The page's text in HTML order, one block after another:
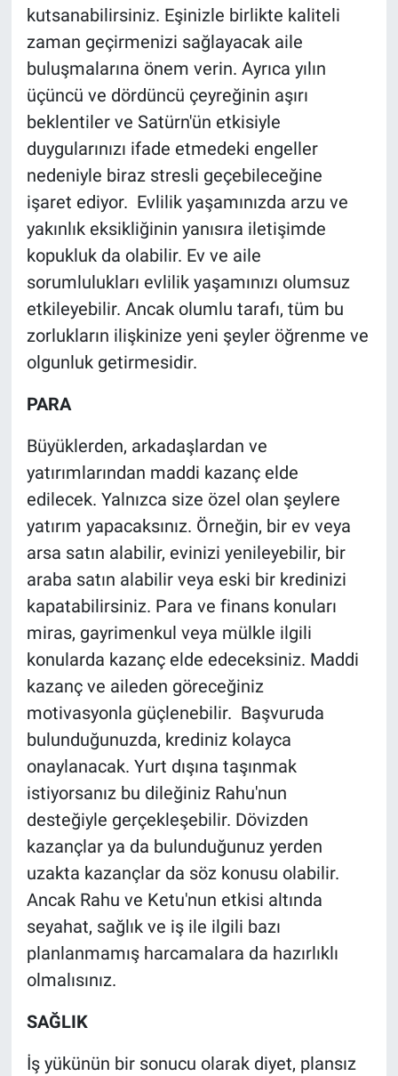
kutsanabilirsiniz. Eşinizle birlikte kaliteli
zaman geçirmenizi sağlayacak aile
buluşmalarına önem verin. Ayrıca yılın
üçüncü ve dördüncü çeyreğinin aşırı
beklentiler ve Satürn'ün etkisiyle
duygularınızı ifade etmedeki engeller
nedeniyle biraz stresli geçebileceğine
işaret ediyor. Evlilik yaşamınızda arzu ve
yakınlık eksikliğinin yanısıra iletişimde
kopukluk da olabilir. Ev ve aile
sorumlulukları evlilik yaşamınızı olumsuz
etkileyebilir. Ancak olumlu tarafı, tüm bu
zorlukların ilişkinize yeni şeyler öğrenme ve
olgunluk getirmesidir.
PARA
Büyüklerden, arkadaşlardan ve
yatırımlarından maddi kazanç elde
edilecek. Yalnızca size özel olan şeylere
yatırım yapacaksınız. Örneğin, bir ev veya
arsa satın alabilir, evinizi yenileyebilir, bir
araba satın alabilir veya eski bir kredinizi
kapatabilirsiniz. Para ve finans konuları
miras, gayrimenkul veya mülkle ilgili
konularda kazanç elde edeceksiniz. Maddi
kazanç ve aileden göreceğiniz
motivasyonla güçlenebilir. Başvuruda
bulunduğunuzda, krediniz kolayca
onaylanacak. Yurt dışına taşınmak
istiyorsanız bu dileğiniz Rahu'nun
desteğiyle gerçekleşebilir. Dövizden
kazançlar ya da bulunduğunuz yerden
uzakta kazançlar da söz konusu olabilir.
Ancak Rahu ve Ketu'nun etkisi altında
seyahat, sağlık ve iş ile ilgili bazı
planlanmamış harcamalara da hazırlıklı
olmalısınız.
SAĞLIK
İş yükünün bir sonucu olarak diyet, plansız